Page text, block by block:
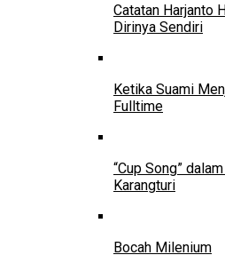
Catatan Harjanto
Dirinya Sendiri
Ketika Suami
Fulltime
“Cup Song”
Karangturi
Bocah Milenium